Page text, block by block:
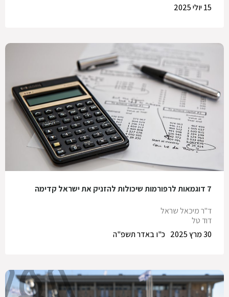
15 יולי 2025
7 דוגמאות לרפורמות שיכולות להזניק את ישראל קדימה
ד"ר מיכאל שראל
דוד טל
כ"ו באדר תשפ"ה
30 מרץ 2025